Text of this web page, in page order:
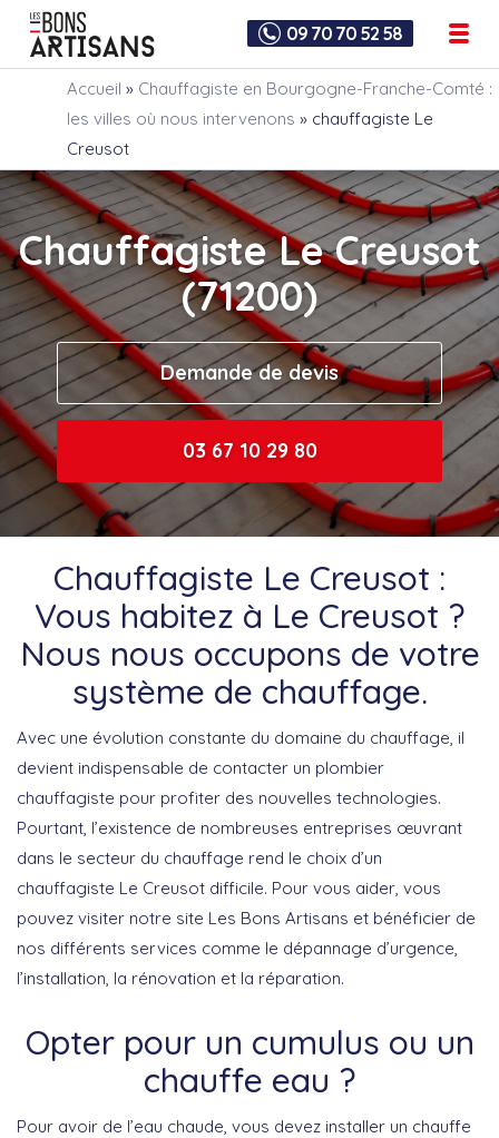
09 70 70 52 58
Accueil » Chauffagiste en Bourgogne-Franche-Comté :
les villes où nous intervenons » chauffagiste Le
Creusot
Chauffagiste Le Creusot
(71200)
Demande de devis
03 67 10 29 80
Chauffagiste Le Creusot :
Vous habitez à Le Creusot ?
Nous nous occupons de votre
système de chauffage.
Avec une évolution constante du domaine du chauffage, il
devient indispensable de contacter un plombier
chauffagiste pour profiter des nouvelles technologies.
Pourtant, l’existence de nombreuses entreprises œuvrant
dans le secteur du chauffage rend le choix d’un
chauffagiste Le Creusot difficile. Pour vous aider, vous
pouvez visiter notre site Les Bons Artisans et bénéficier de
nos différents services comme le dépannage d’urgence,
l’installation, la rénovation et la réparation.
Opter pour un cumulus ou un
chauffe eau ?
Pour avoir de l’eau chaude, vous devez installer un chauffe